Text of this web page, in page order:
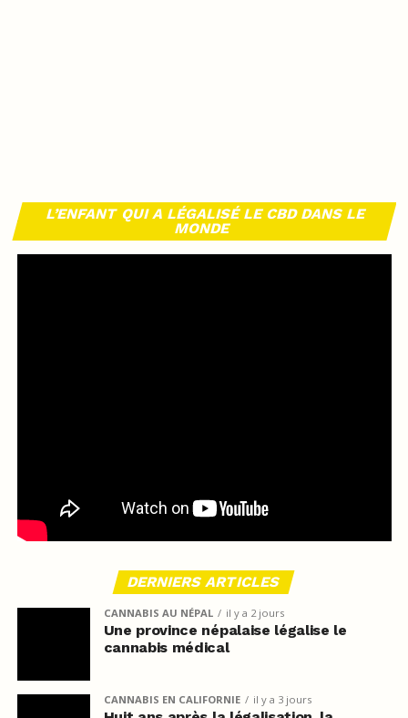
L’ENFANT QUI A LÉGALISÉ LE CBD DANS LE
MONDE
DERNIERS ARTICLES
CANNABIS AU NÉPAL il y a 2 jours
Une province népalaise légalise le
cannabis médical
CANNABIS EN CALIFORNIE il y a 3 jours